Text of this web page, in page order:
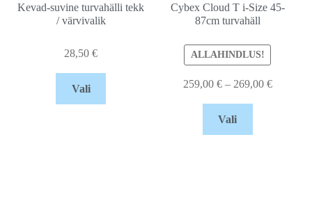
Kevad-suvine turvahälli tekk
/ värvivalik
28,50€
Vali
Cybex Cloud T i-Size 45-
87cm turvahäll
ALLAHINDLUS!
259,00 € – 269,00 €
Vali